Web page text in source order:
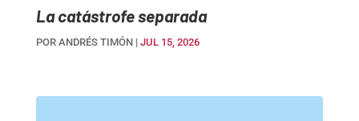
La catástrofe separada
POR ANDRÉS TIMÓN| JUL 15, 2026